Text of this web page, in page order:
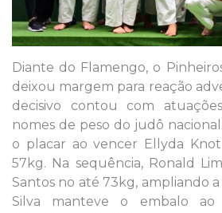
Diante do Flamengo, o
deixou margem para reação
decisivo contou com
nomes de peso do judô
o placar ao vencer Ellyda
57kg. Na sequência, Ronald
Santos no até 73kg, ampliando
Silva manteve o embalo ao